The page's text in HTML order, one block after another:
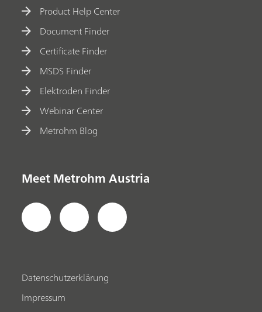
Product Help Center
Document Finder
Certificate Finder
MSDS Finder
Elektroden Finder
Webinar Center
Metrohm Blog
Meet Metrohm Austria
Datenschutzerklärung
Impressum